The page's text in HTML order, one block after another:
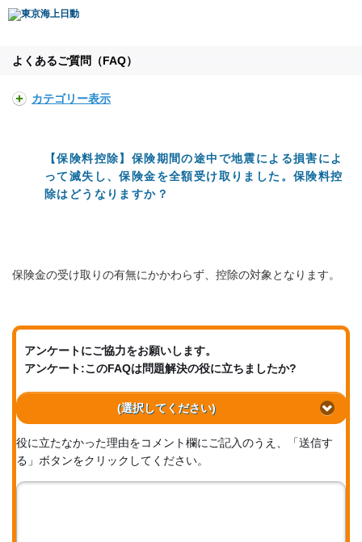
よくあるご質問（FAQ）
カテゴリー表示
【保険料控除】保険期間の途中で地震による損害によ
って滅失し、保険金を全額受け取りました。保険料控
除はどうなりますか？
保険金の受け取りの有無にかかわらず、控除の対象となります。
アンケートにご協力をお願いします。
アンケート:このFAQは問題解決の役に立ちましたか?
(選択してください)
役に立たなかった理由をコメント欄にご記入のうえ、「送信す
る」ボタンをクリックしてください。